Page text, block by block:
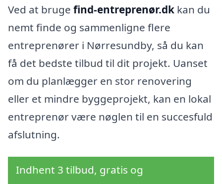
Ved at bruge find-entreprenør.dk kan du
nemt finde og sammenligne flere
entreprenører i Nørresundby, så du kan
få det bedste tilbud til dit projekt. Uanset
om du planlægger en stor renovering
eller et mindre byggeprojekt, kan en lokal
entreprenør være nøglen til en succesfuld
afslutning.
Indhent 3 tilbud, gratis og